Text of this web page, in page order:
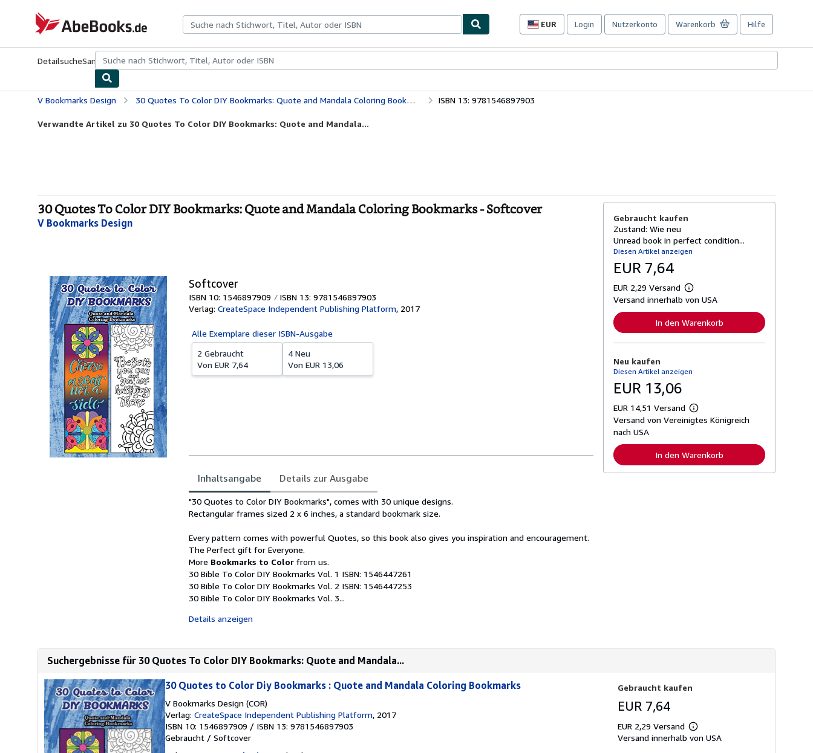
AbeBooks.de
EUR
Seite
Einkaufseinstellungen.
Login Nutzerkonto Warenkorb Hilfe
DetailsucheSammlungenAntiquarische BücherKunst & Sammlerstücke
V Bookmarks Design 30 Quotes To Color DIY Bookmarks: Quote and Mandala Coloring Bookmarks ISBN 13: 9781546897903
Verwandte Artikel zu 30 Quotes To Color DIY Bookmarks: Quote and Mandala...
30 Quotes To Color DIY Bookmarks: Quote and Mandala Coloring Bookmarks - Softcover
V Bookmarks Design
Softcover
ISBN 10: 1546897909
ISBN 13: 9781546897903
Verlag: CreateSpace Independent Publishing Platform, 2017
Alle Exemplare dieser ISBN-Ausgabe
2 Gebraucht
Von EUR 7,64
4 Neu
Von EUR 13,06
Inhaltsangabe Details zur Ausgabe
Inhaltsangabe
"30 Quotes to Color DIY Bookmarks", comes with 30 unique designs.
Rectangular frames sized 2 x 6 inches, a standard bookmark size.
Every pattern comes with powerful Quotes, so this book also gives you inspiration and encouragement.
The Perfect gift for Everyone.
More Bookmarks to Color from us.
30 Bible To Color DIY Bookmarks Vol. 1 ISBN: 1546447261
30 Bible To Color DIY Bookmarks Vol. 2 ISBN: 1546447253
30 Bible To Color DIY Bookmarks Vol. 3...
Details anzeigen
Gebraucht kaufen
Zustand: Wie neu
Unread book in perfect condition...
Diesen Artikel anzeigen
EUR 7,64
EUR 2,29 Versand
W
e
t
e
e
f
a
t
n
e
n
z
Versand innerhalb von USA
In den Warenkorb
Neu kaufen
Diesen Artikel anzeigen
EUR 13,06
EUR 14,51 Versand
W
e
r
e
I
a
n
Versand von Vereinigtes Königreich
nach USA
In den Warenkorb
Suchergebnisse für 30 Quotes To Color DIY Bookmarks: Quote and Mandala...
30 Quotes to Color Diy Bookmarks : Quote and Mandala Coloring Bookmarks
V Bookmarks Design (COR)
Verlag: CreateSpace Independent Publishing Platform, 2017
ISBN 10: 1546897909 / ISBN 13: 9781546897903
Gebraucht / Softcover
Gebraucht kaufen
EUR 7,64
EUR 2,29 Versand
Weitere
Informationen
Versand innerhalb von USA